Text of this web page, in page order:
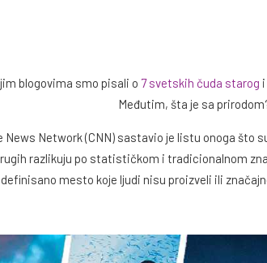
blogovima smo pisali o 7 svetskih čuda starog i
Međutim, šta je sa
News Network (CNN) sastavio je listu onoga
razlikuju po statističkom i tradicionalnom
mesto koje ljudi nisu proizveli ili